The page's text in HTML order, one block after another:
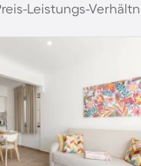
Leistungs-